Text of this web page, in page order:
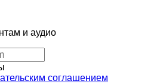
и аудио
соглашением